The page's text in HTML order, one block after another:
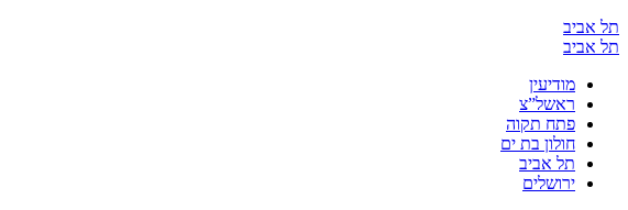
תל אביב
תל אביב
מודיעין
ראשל”צ
פתח תקוה
חולון בת ים
תל אביב
ירושלים